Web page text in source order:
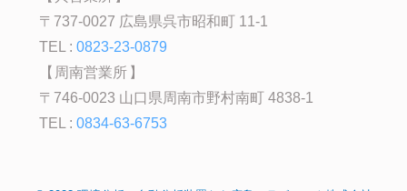
〒737-0027 広島県呉市昭和町 11-1
TEL :0823-23-0879
周南営業所
〒746-0023 山口県周南市野村南町 4838-1
TEL :0834-63-6753